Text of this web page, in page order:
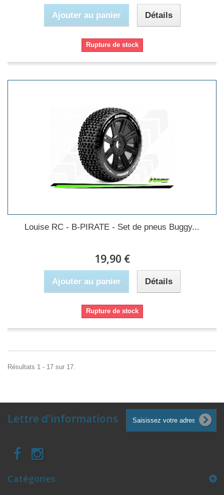
Ajouter au panier Détails
Rupture de stock
Louise RC - B-PIRATE - Set de pneus Buggy...
19,90 €
Ajouter au panier Détails
Rupture de stock
Résultats 1 - 17 sur 17.
Lettre d'informations
Catégories